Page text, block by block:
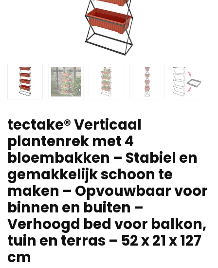
tectake® Verticaal
plantenrek met 4
bloembakken – Stabiel en
gemakkelijk schoon te
maken – Opvouwbaar voor
binnen en buiten –
Verhoogd bed voor balkon,
tuin en terras – 52 x 21 x 127
cm